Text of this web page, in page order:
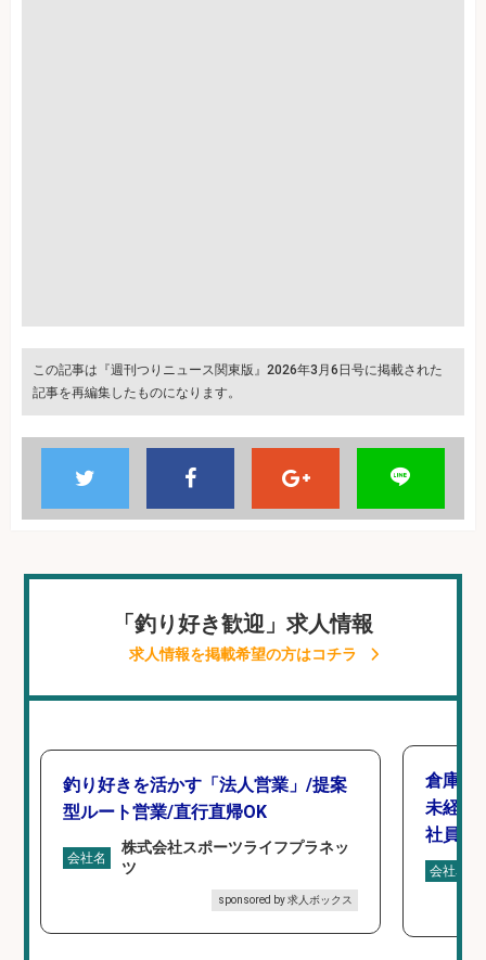
この記事は『週刊つりニュース関東版』2026年3月6日号に掲載された
記事を再編集したものになります。
「釣り好き歓迎」求人情報
求人情報を掲載希望の方はコチラ
釣り好きを活かす「法人営業」/提案
型ルート営業/直行直帰OK
会社名
株式会社スポーツライフプラネッ
ツ
sponsored by 求人ボックス
倉庫で
未経験
社員登
会社名